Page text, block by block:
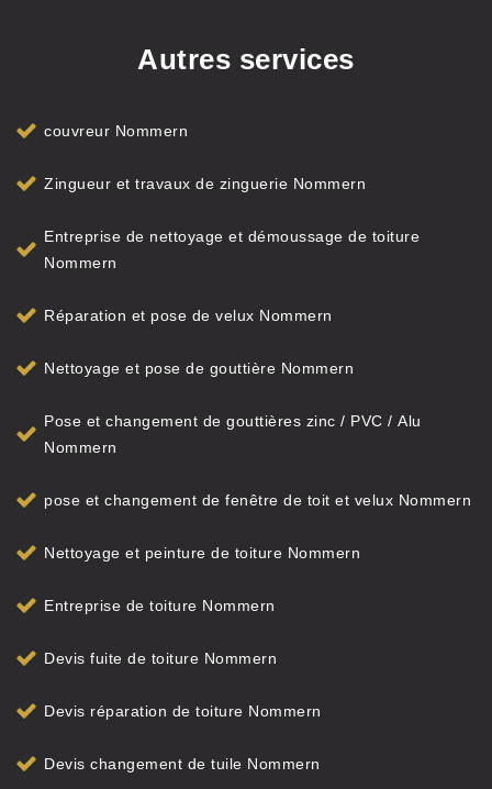
Autres services
couvreur Nommern
Zingueur et travaux de zinguerie Nommern
Entreprise de nettoyage et démoussage de toiture
Nommern
Réparation et pose de velux Nommern
Nettoyage et pose de gouttière Nommern
Pose et changement de gouttières zinc / PVC / Alu
Nommern
pose et changement de fenêtre de toit et velux Nommern
Nettoyage et peinture de toiture Nommern
Entreprise de toiture Nommern
Devis fuite de toiture Nommern
Devis réparation de toiture Nommern
Devis changement de tuile Nommern